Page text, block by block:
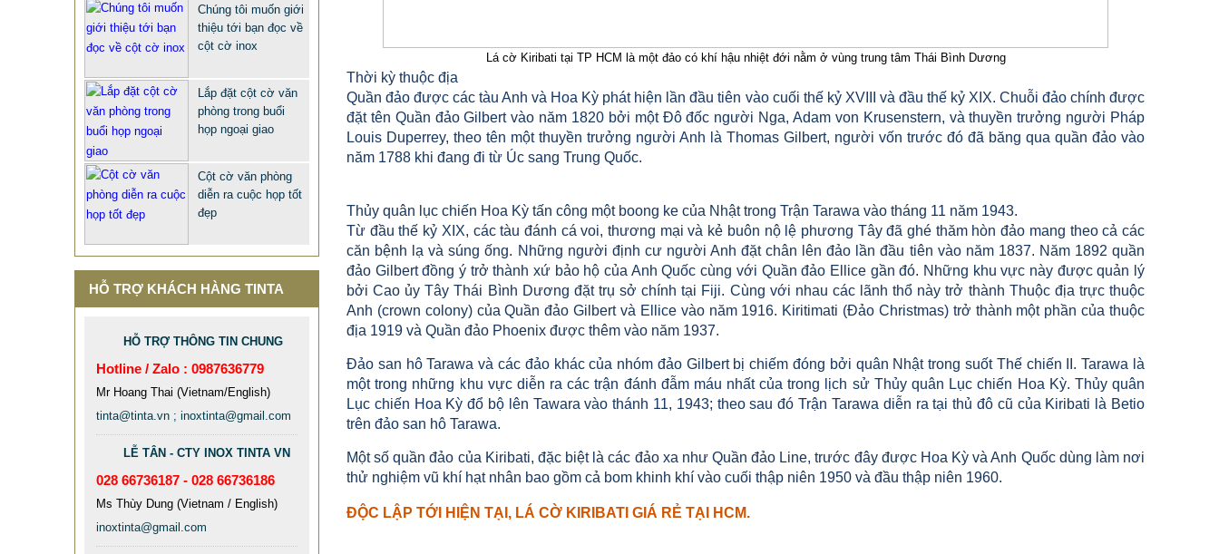
Lá cờ Kiribati tại TP HCM là một đảo có khí hậu nhiệt đới nằm ở vùng trung tâm Thái Bình Dương
Thời kỳ thuộc địa
Quần đảo được các tàu Anh và Hoa Kỳ phát hiện lần đầu tiên vào cuối thế kỷ XVIII và đầu thế kỷ XIX. Chuỗi đảo chính được
đặt tên Quần đảo Gilbert vào năm 1820 bởi một Đô đốc người Nga, Adam von Krusenstern, và thuyền trưởng người Pháp
Louis Duperrey, theo tên một thuyền trưởng người Anh là Thomas Gilbert, người vốn trước đó đã băng qua quần đảo vào
năm 1788 khi đang đi từ Úc sang Trung Quốc.
Thủy quân lục chiến Hoa Kỳ tấn công một boong ke của Nhật trong Trận Tarawa vào tháng 11 năm 1943.
Từ đầu thế kỷ XIX, các tàu đánh cá voi, thương mại và kẻ buôn nộ lệ phương Tây đã ghé thăm hòn đảo mang theo cả các
căn bệnh lạ và súng ống. Những người định cư người Anh đặt chân lên đảo lần đầu tiên vào năm 1837. Năm 1892 quần
đảo Gilbert đồng ý trở thành xứ bảo hộ của Anh Quốc cùng với Quần đảo Ellice gần đó. Những khu vực này được quản lý
bởi Cao ủy Tây Thái Bình Dương đặt trụ sở chính tại Fiji. Cùng với nhau các lãnh thổ này trở thành Thuộc địa trực thuộc
Anh (crown colony) của Quần đảo Gilbert và Ellice vào năm 1916. Kiritimati (Đảo Christmas) trở thành một phần của thuộc
địa 1919 và Quần đảo Phoenix được thêm vào năm 1937.
Đảo san hô Tarawa và các đảo khác của nhóm đảo Gilbert bị chiếm đóng bởi quân Nhật trong suốt Thế chiến II. Tarawa là
một trong những khu vực diễn ra các trận đánh đẫm máu nhất của trong lịch sử Thủy quân Lục chiến Hoa Kỳ. Thủy quân
Lục chiến Hoa Kỳ đổ bộ lên Tawara vào thánh 11, 1943; theo sau đó Trận Tarawa diễn ra tại thủ đô cũ của Kiribati là Betio
trên đảo san hô Tarawa.
Một số quần đảo của Kiribati, đặc biệt là các đảo xa như Quần đảo Line, trước đây được Hoa Kỳ và Anh Quốc dùng làm nơi
thử nghiệm vũ khí hạt nhân bao gồm cả bom khinh khí vào cuối thập niên 1950 và đầu thập niên 1960.
ĐỘC LẬP TỚI HIỆN TẠI, LÁ CỜ KIRIBATI GIÁ RẺ TẠI HCM.
QUÀ TẶNG Ý NGHĨA CHO SẾP –
ĐỘC LẠ, SANG TRỌNG - CỜ ĐỂ
BÀN & HỘP BÚT CAO CẤP
2.968.680 VNĐ 2.986.860 VNĐ
Mẫu: QUA TANG Y NGHIA CHO SEP
Chúng tôi muốn giới
thiệu tới bạn đọc về
cột cờ inox
Lắp đặt cột cờ văn
phòng trong buổi
họp ngoại giao
Cột cờ văn phòng
diễn ra cuộc họp tốt
đẹp
HỖ TRỢ KHÁCH HÀNG TINTA
HỖ TRỢ THÔNG TIN CHUNG
Hotline / Zalo : 0987636779
Mr Hoang Thai (Vietnam/English)
tinta@tinta.vn ; inoxtinta@gmail.com
LỄ TÂN - CTY INOX TINTA VN
028 66736187 - 028 66736186
Ms Thùy Dung (Vietnam / English)
inoxtinta@gmail.com